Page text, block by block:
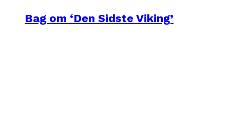
Bag om ‘Den Sidste Viking’